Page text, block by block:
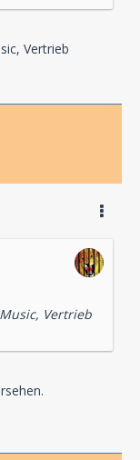
Vertrieb
Vertrieb